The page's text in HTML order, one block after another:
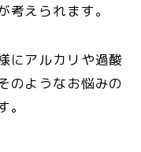
えられます。
にアルカリや過酸
のようなお悩みの